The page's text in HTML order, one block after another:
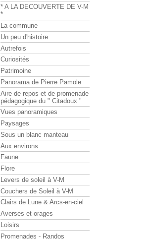
* A LA DECOUVERTE DE V-M
*
La commune
Un peu d'histoire
Autrefois
Curiosités
Patrimoine
Panorama de Pierre Pamole
Aire de repos et de promenade
pédagogique du " Citadoux "
Vues panoramiques
Paysages
Sous un blanc manteau
Aux environs
Faune
Flore
Levers de soleil à V-M
Couchers de Soleil à V-M
Clairs de Lune & Arcs-en-ciel
Averses et orages
Loisirs
Promenades - Randos